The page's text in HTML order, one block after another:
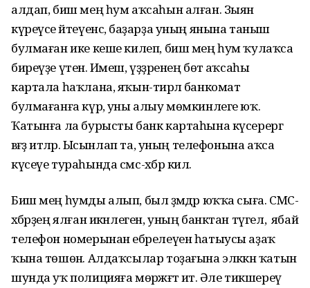
алдап, биш мең һум аҡсаһын алған. Зыян
күреүсе әйтеүенсә, баҙарҙа уның янына таныш
булмаған ике кеше килеп, биш мең һум ҡулаҡса
биреүҙе үтенә. Имеш, үҙҙәренең бөтә аҡсаһы
картала һаҡлана, яҡын-тирәлә банкомат
булмағанға күрә, уны алыу мөмкинлеге юҡ.
Ҡатынға ла бурысты банк картаһына күсерергә
вәғәҙә итәләр. Ысынлап та, уның телефонына аҡса
күсеүе тураһында смс-хәбәр килә.
Биш мең һумды алып, был әҙәмдәр юҡҡа сыға. СМС-
хәбәрҙең ялған икәнлеген, уның банктан түгел, ә ябай
телефон номерынан ебәрелеүен һатыусы аҙаҡ
ҡына төшөнә. Алдаҡсылар тоҙағына эләккән ҡатын
шунда уҡ полицияға мөрәжәғәт итә. Әле тикшереү